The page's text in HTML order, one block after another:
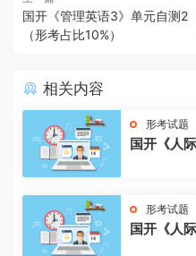
国开《管理英语3》单元自测2
（形考占比10%）
相关内容
形考试题
国开《人
形考试题
国开《人